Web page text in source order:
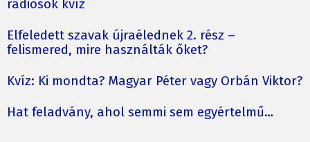
rádiósok kvíz
Elfeledett szavak újraélednek 2. rész –
felismered, mire használták őket?
Kvíz: Ki mondta? Magyar Péter vagy Orbán Viktor?
Hat feladvány, ahol semmi sem egyértelmű…